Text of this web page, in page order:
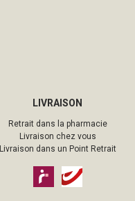
LIVRAISON
Retrait dans la pharmacie
Livraison chez vous
Livraison dans un Point Retrait